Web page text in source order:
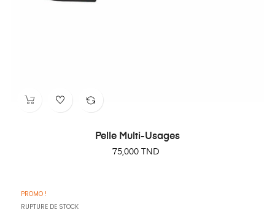
Pelle Multi-Usages
Prix
75,000 TND
PROMO !
RUPTURE DE STOCK